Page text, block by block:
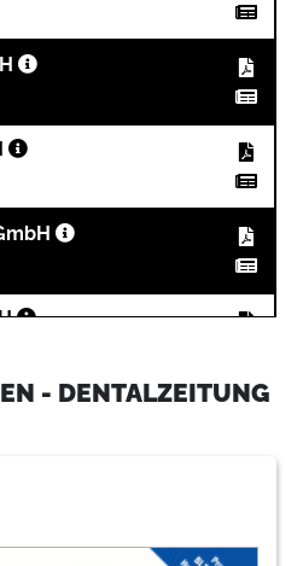
GmbH
Europe GmbH
- DENTALZEITUNG